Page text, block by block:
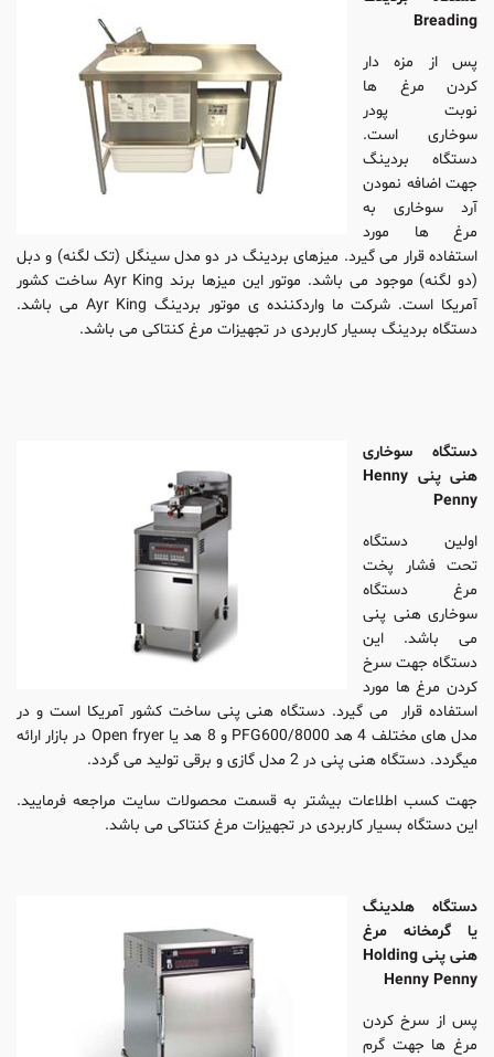
Breading
پس از مزه دار
کردن مرغ ها
نوبت پودر
سوخاری است.
دستگاه بردینگ
جهت اضافه نمودن
آرد سوخاری به
مرغ ها مورد
استفاده قرار می گیرد. میزهای بردینگ در دو مدل سینگل (تک لگنه) و دبل
(دو لگنه) موجود می باشد. موتور این میزها برند Ayr King ساخت کشور
آمریکا است. شرکت ما واردکننده ی موتور بردینگ Ayr King می باشد.
دستگاه بردینگ بسیار کاربردی در تجهیزات مرغ کنتاکی می باشد.
دستگاه سوخاری
هنی پنی Henny
Penny
اولین دستگاه
تحت فشار پخت
مرغ دستگاه
سوخاری هنی پنی
می باشد. این
دستگاه جهت سرخ
کردن مرغ ها مورد
استفاده قرار می گیرد. دستگاه هنی پنی ساخت کشور آمریکا است و در
مدل های مختلف 4 هد PFG600/8000 و 8 هد یا Open fryer در بازار ارائه
میگردد. دستگاه هنی پنی در 2 مدل گازی و برقی تولید می گردد.
جهت کسب اطلاعات بیشتر به قسمت محصولات سایت مراجعه فرمایید.
این دستگاه بسیار کاربردی در تجهیزات مرغ کنتاکی می باشد.
دستگاه هلدینگ
یا گرمخانه مرغ
هنی پنی Holding
Henny Penny
پس از سرخ کردن
مرغ ها جهت گرم